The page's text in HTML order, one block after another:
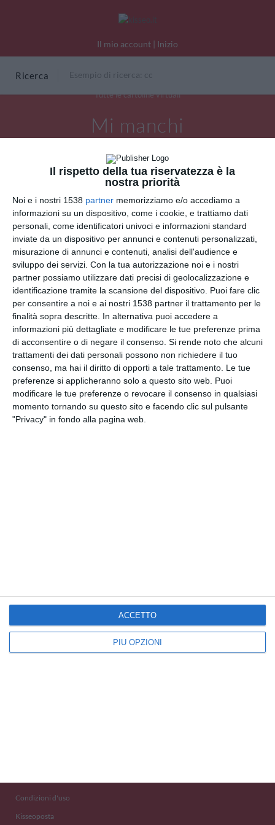
Il rispetto della tua riservatezza è la
nostra priorità
Noi e i nostri 1538 partner memorizziamo e/o accediamo a
informazioni su un dispositivo, come i cookie, e trattiamo dati
personali, come identificatori univoci e informazioni standard
inviate da un dispositivo per annunci e contenuti personalizzati,
misurazione di annunci e contenuti, analisi dell'audience e
sviluppo dei servizi. Con la tua autorizzazione noi e i nostri
partner possiamo utilizzare dati precisi di geolocalizzazione e
identificazione tramite la scansione del dispositivo. Puoi fare clic
per consentire a noi e ai nostri 1538 partner il trattamento per le
finalità sopra descritte. In alternativa puoi accedere a
informazioni più dettagliate e modificare le tue preferenze prima
di acconsentire o di negare il consenso. Si rende noto che alcuni
trattamenti dei dati personali possono non richiedere il tuo
consenso, ma hai il diritto di opporti a tale trattamento. Le tue
preferenze si applicheranno solo a questo sito web. Puoi
modificare le tue preferenze o revocare il consenso in qualsiasi
momento tornando su questo sito e facendo clic sul pulsante
"Privacy" in fondo alla pagina web.
PIÙ OPZIONI
ACCETTO
Il mio account | Inizio
Ricerca
Tutte le cartoline virtuali
Mi manchi
INVIA QUESTA CARTOLINA
via Email(GRATUITO)
CONDIVIDI QUESTA
CARTOLINA
Facebook, Twitter, WhatsApp, ...
Condizioni d'uso
Kisseoposta